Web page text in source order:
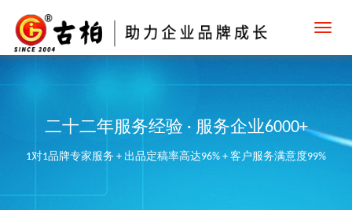
二十二年服务经验 · 服务企业6000+
1对1品牌专家服务 + 出品定稿率高达96% + 客户服务满意度99%